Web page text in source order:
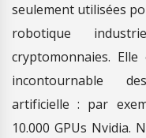
seulement utilisées
robotique
cryptomonnaies.
incontournable
artificielle : par
10.000 GPUs Nvidia.